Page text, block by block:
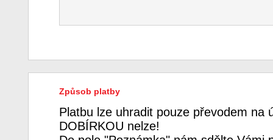
Způsob platby
Platbu lze uhradit pouze převodem na
DOBÍRKOU nelze!